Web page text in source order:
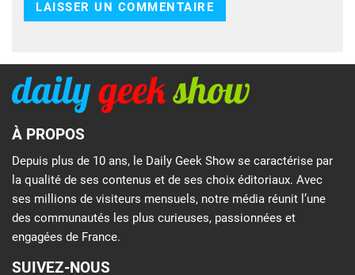
À PROPOS
Depuis plus de 10 ans, le Daily Geek Show se caractérise par
la qualité de ses contenus et de ses choix éditoriaux. Avec
ses millions de visiteurs mensuels, notre média réunit l’une
des communautés les plus curieuses, passionnées et
engagées de France.
SUIVEZ-NOUS